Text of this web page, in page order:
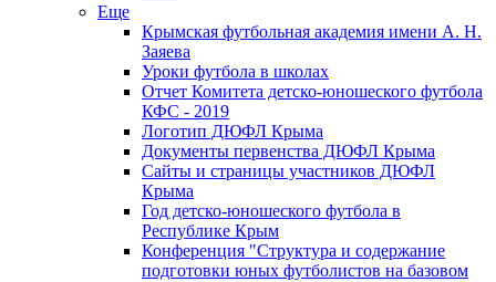
Еще
Крымская футбольная академия имени А. Н.
Заяева
Уроки футбола в школах
Отчет Комитета детско-юношеского футбола
КФС - 2019
Логотип ДЮФЛ Крыма
Документы первенства ДЮФЛ Крыма
Сайты и страницы участников ДЮФЛ
Крыма
Год детско-юношеского футбола в
Республике Крым
Конференция "Структура и содержание
подготовки юных футболистов на базовом